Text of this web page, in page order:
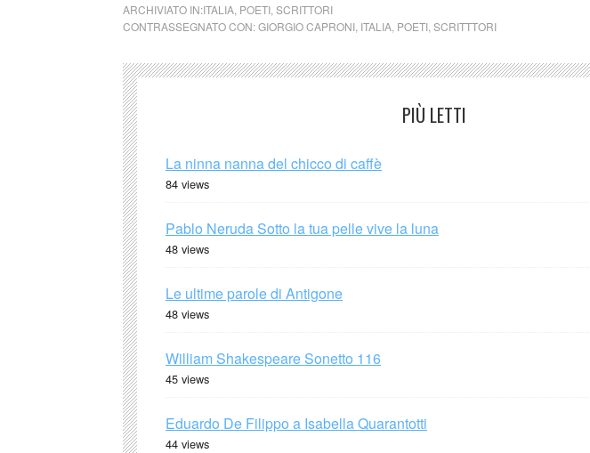
ARCHIVIATO IN:ITALIA POETI SCRITTORI
CONTRASSEGNATO CON:GIORGIO CAPRONI ITALIA POETI SCRITTTORI
PIÙ LETTI
La ninna nanna del chicco di caffè
84 views
Pablo Neruda Sotto la tua pelle vive la luna
48 views
Le ultime parole di Antigone
48 views
William Shakespeare Sonetto 116
45 views
Eduardo De Filippo a Isabella Quarantotti
44 views